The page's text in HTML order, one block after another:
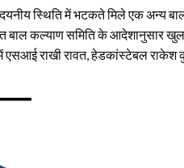
स्थिति में भटकते मिले एक अन्य
बाल कल्याण समिति के आदेशानुसार
एसआई राखी रावत, हेडकांस्टेबल